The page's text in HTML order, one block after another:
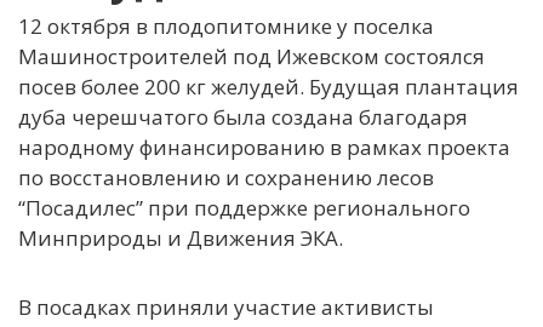
12 октября в плодопитомнике у поселка
Машиностроителей под Ижевском состоялся
посев более 200 кг желудей. Будущая плантация
дуба черешчатого была создана благодаря
народному финансированию в рамках проекта
по восстановлению и сохранению лесов
“Посадилес” при поддержке регионального
Минприроды и Движения ЭКА.
В посадках приняли участие активисты